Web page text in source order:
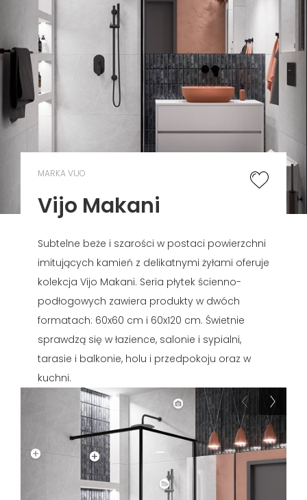
MARKA VIJO
Vijo Makani
Subtelne beże i szarości w postaci powierzchni
imitujących kamień z delikatnymi żyłami oferuje
kolekcja Vijo Makani. Seria płytek ścienno-
podłogowych zawiera produkty w dwóch
formatach: 60x60 cm i 60x120 cm. Świetnie
sprawdzą się w łazience, salonie i sypialni,
tarasie i balkonie, holu i przedpokoju oraz w
kuchni.